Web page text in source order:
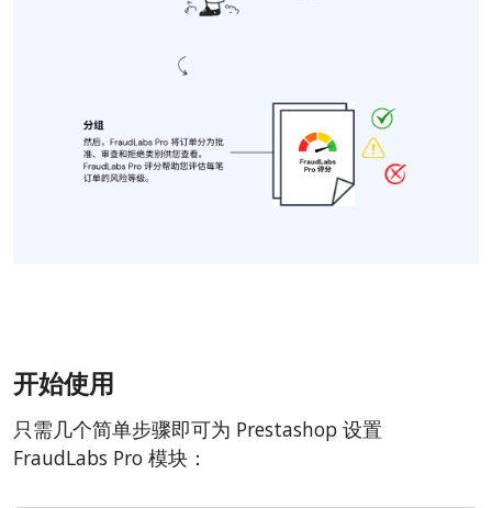
开始使用
只需几个简单步骤即可为 Prestashop 设置
FraudLabs Pro 模块：